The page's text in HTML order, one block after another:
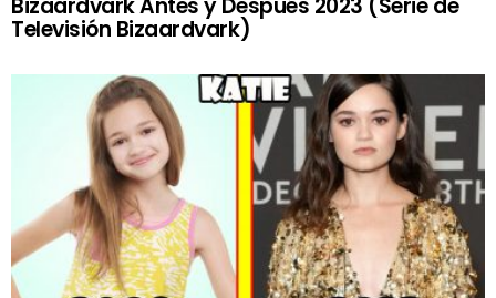
Bizaardvark Antes y Después 2023 (Serie de
Televisión Bizaardvark)